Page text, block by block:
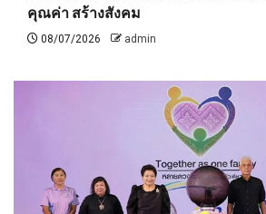
คุณค่า สร้างสังคม
08/07/2026 admin